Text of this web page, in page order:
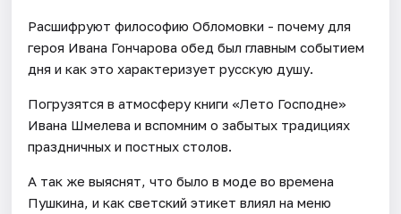
Расшифруют философию Обломовки - почему для
героя Ивана Гончарова обед был главным событием
дня и как это характеризует русскую душу.
Погрузятся в атмосферу книги «Лето Господне»
Ивана Шмелева и вспомним о забытых традициях
праздничных и постных столов.
А так же выяснят, что было в моде во времена
Пушкина, и как светский этикет влиял на меню